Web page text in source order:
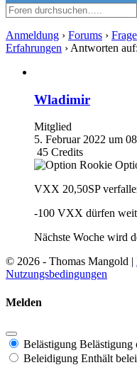
Anmeldung › Forums ›
Erfahrungen › Antworten
Wladimir
Mitglied
5. Februar 2022 um
45 Credits
VXX 20,50SP
-100 VXX dürfen
Nächste Woche wird
© 2026 - Thomas Mangold |
Nutzungsbedingungen
Melden
Belästigung Belästigung
Beleidigung Enthält